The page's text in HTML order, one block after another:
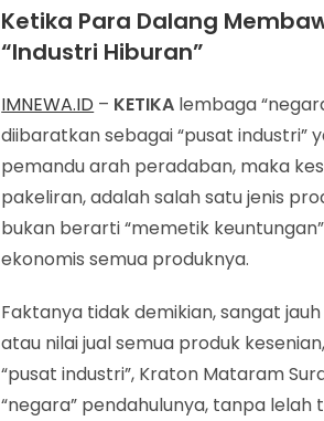
Ketika Para Dalang
“Industri Hiburan”
IMNEWA.ID – KETIKA lembaga
diibaratkan sebagai “pusat industri”
pemandu arah peradaban, maka
pakeliran, adalah salah satu jenis
bukan berarti “memetik
ekonomis semua produknya.
Faktanya tidak demikian, sangat
atau nilai jual semua produk
“pusat industri”, Kraton Mataram
“negara” pendahulunya, tanpa